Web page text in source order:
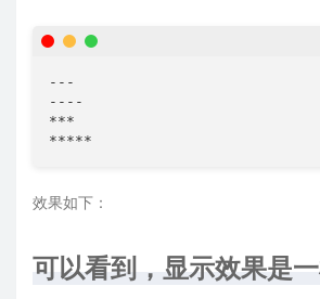
---
----
***
效果如下：
可以看到，显示效果是一